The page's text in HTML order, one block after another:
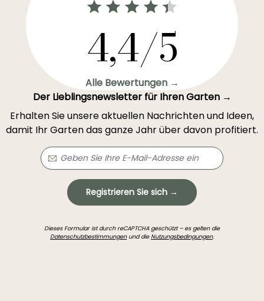
4,4/5
Alle Bewertungen →
Der Lieblingsnewsletter für Ihren Garten →
Erhalten Sie unsere aktuellen Nachrichten und Ideen,
damit Ihr Garten das ganze Jahr über davon profitiert.
Registrieren Sie sich →
Dieses Formular ist durch reCAPTCHA geschützt – es gelten die
Datenschutzbestimmungenund dieNutzungsbedingungen.